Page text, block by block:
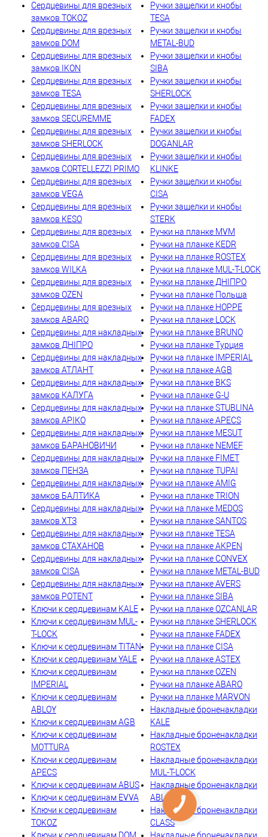
Сердцевины для врезных
замков TOKOZ
Сердцевины для врезных
замков DOM
Сердцевины для врезных
замков IKON
Сердцевины для врезных
замков TESA
Сердцевины для врезных
замков SECUREMME
Сердцевины для врезных
замков SHERLOCK
Сердцевины для врезных
замков CORTELLEZZI PRIMO
Сердцевины для врезных
замков VEGA
Сердцевины для врезных
замков KESO
Сердцевины для врезных
замков CISA
Сердцевины для врезных
замков WILKA
Сердцевины для врезных
замков OZEN
Сердцевины для врезных
замков ABARO
Сердцевины для накладных
замков ДНІПРО
Сердцевины для накладных
замков АТЛАНТ
Сердцевины для накладных
замков КАЛУГА
Сердцевины для накладных
замков АРІКО
Сердцевины для накладных
замков БАРАНОВИЧИ
Сердцевины для накладных
замков ПЕНЗА
Сердцевины для накладных
замков БАЛТИКА
Сердцевины для накладных
замков ХТЗ
Сердцевины для накладных
замков СТАХАНОВ
Сердцевины для накладных
замков CISA
Сердцевины для накладных
замков POTENT
Ключи к сердцевинам KALE
Ключи к сердцевинам MUL-
T-LOCK
Ключи к сердцевинам TITAN
Ключи к сердцевинам YALE
Ключи к сердцевинам
IMPERIAL
Ключи к сердцевинам
ABLOY
Ключи к сердцевинам AGB
Ключи к сердцевинам
MOTTURA
Ключи к сердцевинам
APECS
Ключи к сердцевинам ABUS
Ключи к сердцевинам EVVA
Ключи к сердцевинам
TOKOZ
Ручки защелки и кнобы
TESA
Ручки защелки и кнобы
METAL-BUD
Ручки защелки и кнобы
SIBA
Ручки защелки и кнобы
SHERLOCK
Ручки защелки и кнобы
FADEX
Ручки защелки и кнобы
DOGANLAR
Ручки защелки и кнобы
KLINKE
Ручки защелки и кнобы
CISA
Ручки защелки и кнобы
STERK
Ручки на планке MVM
Ручки на планке KEDR
Ручки на планке ROSTEX
Ручки на планке MUL-T-LOCK
Ручки на планке ДНІПРО
Ручки на планке Польша
Ручки на планке HOPPE
Ручки на планке LOCK
Ручки на планке BRUNO
Ручки на планке Турция
Ручки на планке IMPERIAL
Ручки на планке AGB
Ручки на планке BKS
Ручки на планке G-U
Ручки на планке STUBLINA
Ручки на планке APECS
Ручки на планке MESUT
Ручки на планке NEMEF
Ручки на планке FIMET
Ручки на планке TUPAI
Ручки на планке AMIG
Ручки на планке TRION
Ручки на планке MEDOS
Ручки на планке SANTOS
Ручки на планке TESA
Ручки на планке AKPEN
Ручки на планке CONVEX
Ручки на планке METAL-BUD
Ручки на планке AVERS
Ручки на планке SIBA
Ручки на планке OZCANLAR
Ручки на планке SHERLOCK
Ручки на планке FADEX
Ручки на планке CISA
Ручки на планке ASTEX
Ручки на планке OZEN
Ручки на планке ABARO
Ручки на планке MARVON
Накладные броненакладки
KALE
Накладные броненакладки
ROSTEX
Накладные броненакладки
MUL-T-LOCK
Накладные броненакладки
ABLOY
Накладные броненакладки
CLASS